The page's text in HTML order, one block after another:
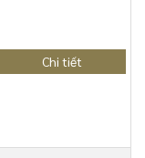
Chi tiết